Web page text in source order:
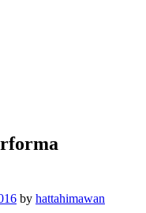
by hattahimawan